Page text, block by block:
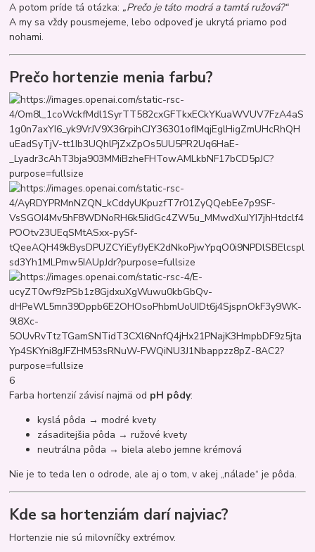
A potom príde tá otázka: „Prečo je táto modrá a tamtá ružová?“
A my sa vždy pousmejeme, lebo odpoveď je ukrytá priamo pod
nohami.
Prečo hortenzie menia farbu?
6
Farba hortenzií závisí najmä od pH pôdy:
kyslá pôda → modré kvety
zásaditejšia pôda → ružové kvety
neutrálna pôda → biela alebo jemne krémová
Nie je to teda len o odrode, ale aj o tom, v akej „nálade“ je pôda.
Kde sa hortenziám darí najviac?
Hortenzie nie sú milovníčky extrémov.